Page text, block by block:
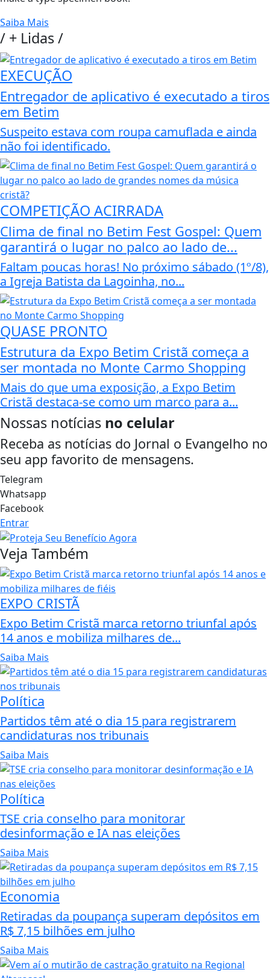
Saiba Mais
/ + Lidas/
EXECUÇÃO
Entregador de aplicativo é executado a tiros
em Betim
Suspeito estava com roupa camuflada e ainda
não foi identificado.
COMPETIÇÃO ACIRRADA
Clima de final no Betim Fest Gospel: Quem
garantirá o lugar no palco ao lado de...
Faltam poucas horas! No próximo sábado (1º/8),
a Igreja Batista da Lagoinha, no...
QUASE PRONTO
Estrutura da Expo Betim Cristã começa a
ser montada no Monte Carmo Shopping
Mais do que uma exposição, a Expo Betim
Cristã destaca-se como um marco para a...
Nossas notícias no celular
Receba as notícias do Jornal o Evangelho no
seu app favorito de mensagens.
Telegram
Whatsapp
Facebook
Entrar
Veja Também
EXPO CRISTÃ
Expo Betim Cristã marca retorno triunfal após
14 anos e mobiliza milhares de...
Saiba Mais
Política
Partidos têm até o dia 15 para registrarem
candidaturas nos tribunais
Saiba Mais
Política
TSE cria conselho para monitorar
desinformação e IA nas eleições
Saiba Mais
Economia
Retiradas da poupança superam depósitos em
R$ 7,15 bilhões em julho
Saiba Mais